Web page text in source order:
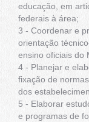
educação, em
federais à área;
3 - Coordenar e
orientação
ensino oficiais do
4 - Planejar e
fixação de
dos
5 - Elaborar
e programas de